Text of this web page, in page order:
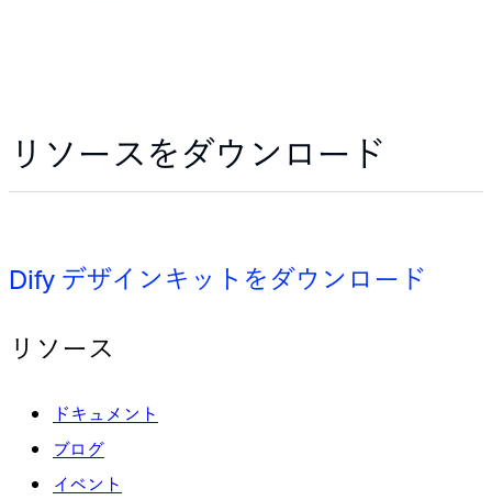
リソースをダウンロード
Dify デザインキットをダウンロード
リソース
ドキュメント
ブログ
イベント